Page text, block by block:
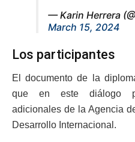
— Karin Herrera
March 15, 2024
Los participantes
El documento de la
que en este diálogo
adicionales de la Agencia
Desarrollo Internacional.